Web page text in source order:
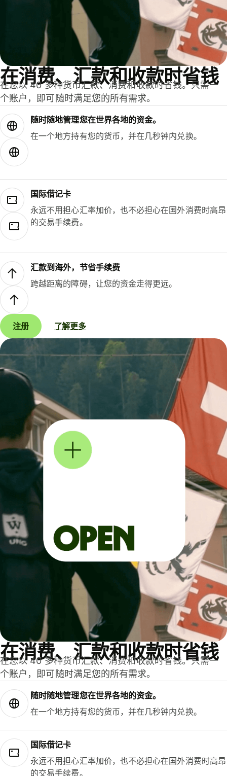
在消费、汇款和收款时省钱
在您以 40 多种货币汇款、消费和收款时省钱。只需一
个账户，即可随时满足您的所有需求。
随时随地管理您在世界各地的资金。
在一个地方持有您的货币，并在几秒钟内兑换。
国际借记卡
永远不用担心汇率加价，也不必担心在国外消费时高昂
的交易手续费。
汇款到海外，节省手续费
跨越距离的障碍，让您的资金走得更远。
注册 了解更多
在消费、汇款和收款时省钱
在您以 40 多种货币汇款、消费和收款时省钱。只需一
个账户，即可随时满足您的所有需求。
随时随地管理您在世界各地的资金。
在一个地方持有您的货币，并在几秒钟内兑换。
国际借记卡
永远不用担心汇率加价，也不必担心在国外消费时高昂
的交易手续费。